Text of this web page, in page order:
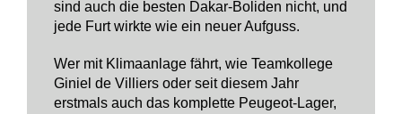
sind auch die besten Dakar-Boliden nicht, und
jede Furt wirkte wie ein neuer Aufguss.
Wer mit Klimaanlage fährt, wie Teamkollege
Giniel de Villiers oder seit diesem Jahr
erstmals auch das komplette Peugeot-Lager,